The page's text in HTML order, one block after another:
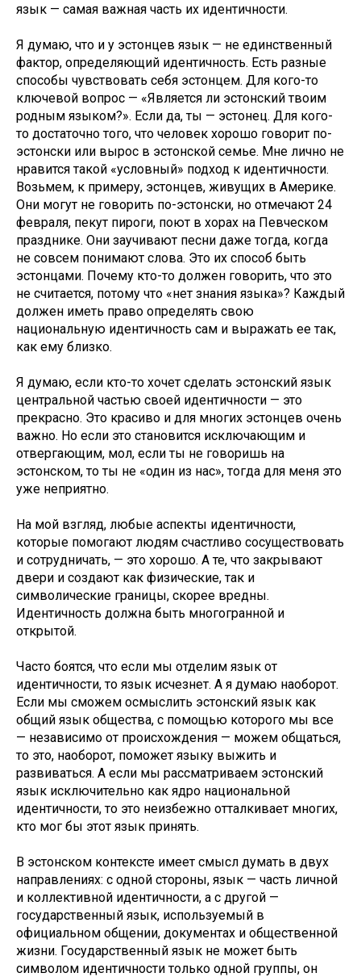
язык — самая важная часть их идентичности.
Я думаю, что и у эстонцев язык — не единственный
фактор, определяющий идентичность. Есть разные
способы чувствовать себя эстонцем. Для кого-то
ключевой вопрос — «Является ли эстонский твоим
родным языком?». Если да, ты — эстонец. Для кого-
то достаточно того, что человек хорошо говорит по-
эстонски или вырос в эстонской семье. Мне лично не
нравится такой «условный» подход к идентичности.
Возьмем, к примеру, эстонцев, живущих в Америке.
Они могут не говорить по-эстонски, но отмечают 24
февраля, пекут пироги, поют в хорах на Певческом
празднике. Они заучивают песни даже тогда, когда
не совсем понимают слова. Это их способ быть
эстонцами. Почему кто-то должен говорить, что это
не считается, потому что «нет знания языка»? Каждый
должен иметь право определять свою
национальную идентичность сам и выражать ее так,
как ему близко.
Я думаю, если кто-то хочет сделать эстонский язык
центральной частью своей идентичности — это
прекрасно. Это красиво и для многих эстонцев очень
важно. Но если это становится исключающим и
отвергающим, мол, если ты не говоришь на
эстонском, то ты не «один из нас», тогда для меня это
уже неприятно.
На мой взгляд, любые аспекты идентичности,
которые помогают людям счастливо сосуществовать
и сотрудничать, — это хорошо. А те, что закрывают
двери и создают как физические, так и
символические границы, скорее вредны.
Идентичность должна быть многогранной и
открытой.
Часто боятся, что если мы отделим язык от
идентичности, то язык исчезнет. А я думаю наоборот.
Если мы сможем осмыслить эстонский язык как
общий язык общества, с помощью которого мы все
— независимо от происхождения — можем общаться,
то это, наоборот, поможет языку выжить и
развиваться. А если мы рассматриваем эстонский
язык исключительно как ядро национальной
идентичности, то это неизбежно отталкивает многих,
кто мог бы этот язык принять.
В эстонском контексте имеет смысл думать в двух
направлениях: с одной стороны, язык — часть личной
и коллективной идентичности, а с другой —
государственный язык, используемый в
официальном общении, документах и общественной
жизни. Государственный язык не может быть
символом идентичности только одной группы, он